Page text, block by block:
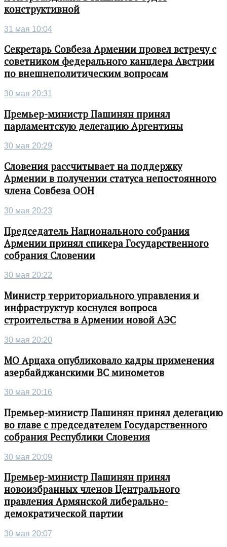
конструктивной
31 мая 10:04
Секретарь Совбеза Армении провел встречу с
советником федерального канцлера Австрии
по внешнеполитическим вопросам
30 мая 20:31
Премьер-министр Пашинян принял
парламентскую делегацию Аргентины
30 мая 20:29
Словения рассчитывает на поддержку
Армении в получении статуса непостоянного
члена Совбеза ООН
30 мая 20:23
Председатель Национального собрания
Армении принял спикера Государственного
собрания Словении
30 мая 20:22
Министр территориального управления и
инфраструктур коснулся вопроса
строительства в Армении новой АЭС
30 мая 20:20
МО Арцаха опубликовало кадры применения
азербайджанскими ВС минометов
30 мая 20:16
Премьер-министр Пашинян принял делегацию
во главе с председателем Государственного
собрания Республики Словения
30 мая 20:09
Премьер-министр Пашинян принял
новоизбранных членов Центрального
правления Армянской либерально-
демократической партии
30 мая 20:07